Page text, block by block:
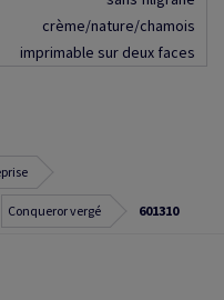
crème/nature/chamois
imprimable sur deux faces
Conqueror vergé 601310